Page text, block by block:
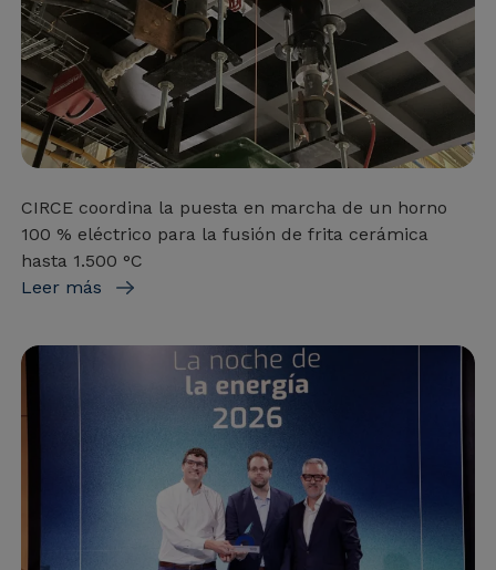
CIRCE coordina la puesta en marcha de un horno
100 % eléctrico para la fusión de frita cerámica
hasta 1.500 °C
Leer más